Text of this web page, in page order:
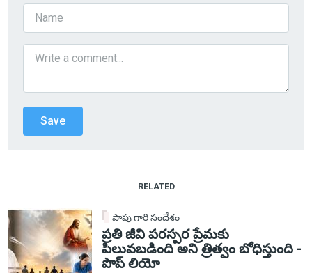
RELATED
పాపు గారి సందేశం
ప్రతి జీవి పరస్పర ప్రేమకు
పిలువబడింది అని త్రిత్వం బోధిస్తుంది -
పొప్ లియో